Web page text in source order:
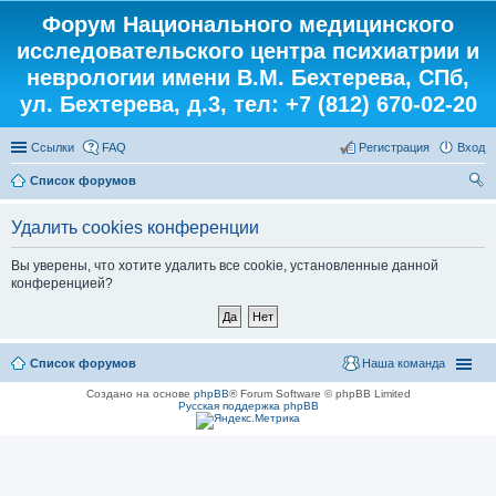
Форум Национального медицинского
исследовательского центра психиатрии и
неврологии имени В.М. Бехтерева, СПб,
ул. Бехтерева, д.3, тел: +7 (812) 670-02-20
Ссылки FAQ Вход
Регистрация
Список форумов
Удалить cookies конференции
Вы уверены, что хотите удалить все cookie, установленные данной
конференцией?
Список форумов Наша команда
Создано на основе phpBB® Forum Software © phpBB Limited
Русская поддержка phpBB